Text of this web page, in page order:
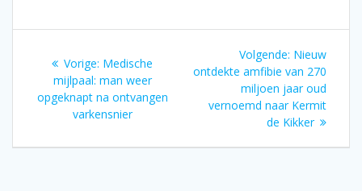
navigatie
Vorige: Vorig
bericht:
Medische
mijlpaal: man weer
opgeknapt na ontvangen
varkensnier
Volgende: Volgend
bericht:
Nieuw
ontdekte amfibie van 270
miljoen jaar oud
vernoemd naar Kermit
de Kikker